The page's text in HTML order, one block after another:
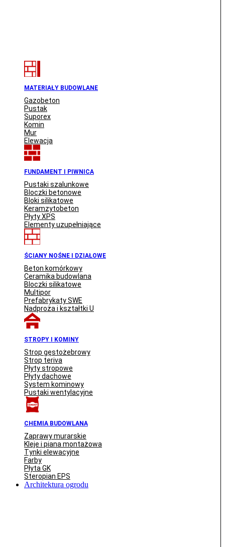
MATERIAŁY BUDOWLANE
Gazobeton
Pustak
Suporex
Komin
Mur
Elewacja
FUNDAMENT I PIWNICA
Pustaki szalunkowe
Bloczki betonowe
Bloki silikatowe
Keramzytobeton
Płyty XPS
Elementy uzupełniające
ŚCIANY NOŚNE I DZIAŁOWE
Beton komórkowy
Ceramika budowlana
Bloczki silikatowe
Multipor
Prefabrykaty SWE
Nadproża i kształtki U
STROPY I KOMINY
Strop gęstożebrowy
Strop teriva
Płyty stropowe
Płyty dachowe
System kominowy
Pustaki wentylacyjne
CHEMIA BUDOWLANA
Zaprawy murarskie
Kleje i piana montażowa
Tynki elewacyjne
Farby
Płyta GK
Steropian EPS
Architektura ogrodu